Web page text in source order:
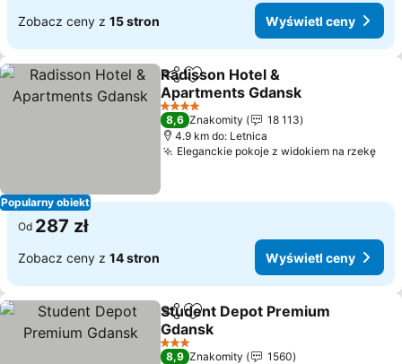
Zobacz ceny z 15 stron Wyświetl ceny
Popularny obiekt
UdostępnijDodaj do ulubionych
Radisson Hotel &
Apartments Gdansk
Wyświetl ceny
4 Kategoria
8,6 Znakomity
18 113
4.9 km do: Letnica
Eleganckie pokoje z widokiem na rzekę
Od 287 zł
Zobacz ceny z 14 stron Wyświetl ceny
Udostępnij
Dodaj do ulubionych
Student Depot Premium
Gdansk
Wyświetl ceny
3 Kategoria
8,9 Znakomity
1560